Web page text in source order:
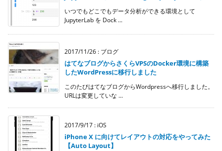
いつでもどこでもデータ分析ができる環境として
JupyterLab を Dock ...
2017/11/26 : ブログ
はてなブログからさくらVPSのDocker環境に構築
したWordPressに移行しました
このたびはてなブログからWordpressへ移行しました。
URLは変更していな ...
2017/9/17 : iOS
iPhone X に向けてレイアウトの対応をやってみた
【Auto Layout】